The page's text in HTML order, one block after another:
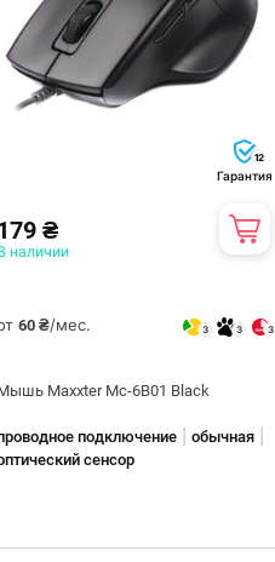
12
Гарантия
₴
наличии
60 ₴/мес. 3 3 3
Maxxter Mc-6B01 Black
подключение обычная
сенсор